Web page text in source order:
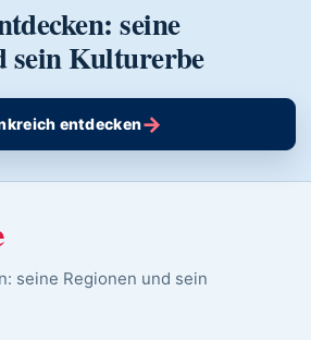
seine
sein Kulturerbe
entdecken→
seine Regionen und sein